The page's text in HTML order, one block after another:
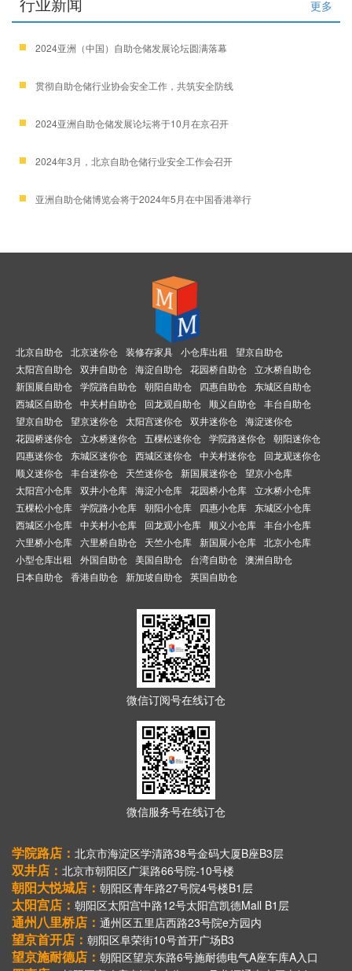
更多
2024亚洲（中国）自助仓储发展论坛圆满落幕
贯彻自助仓储行业协会安全工作，共筑安全防线
2024亚洲自助仓储发展论坛将于10月在京召开
2024年3月，北京自助仓储行业安全工作会召开
亚洲自助仓储博览会将于2024年5月在中国香港举行
北京自助仓 北京迷你仓 装修存家具 小仓库出租
望京自助仓
太阳宫自助仓 双井自助仓 海淀自助仓 花园桥自助仓 立水桥自助仓
新国展自助仓 学院路自助仓 朝阳自助仓 四惠自助仓
东城区自助仓
西城区自助仓 中关村自助仓 回龙观自助仓 顺义自助仓 丰台自助仓
望京自助仓 望京迷你仓 太阳宫迷你仓 双井迷你仓 海淀迷你仓
花园桥迷你仓 立水桥迷你仓 五棵松迷你仓 学院路迷你仓 朝阳迷你仓
四惠迷你仓
东城区迷你仓 西城区迷你仓 中关村迷你仓
回龙观迷你仓
顺义迷你仓 丰台迷你仓 天竺迷你仓 新国展迷你仓 望京小仓库
太阳宫小仓库 双井小仓库 海淀小仓库 花园桥小仓库 立水桥小仓库
五棵松小仓库 学院路小仓库 朝阳小仓库 四惠小仓库
东城区小仓库
西城区小仓库 中关村小仓库 回龙观小仓库 顺义小仓库 丰台小仓库
六里桥小仓库 六里桥自助仓 天竺小仓库 新国展小仓库 北京小仓库
小型仓库出租
外国自助仓 美国自助仓 台湾自助仓 澳洲自助仓
日本自助仓 香港自助仓 新加坡自助仓 英国自助仓
微信订阅号在线订仓
微信服务号在线订仓
学院路店： 北京市海淀区学清路38号金码大厦B座B3层
双井店： 北京市朝阳区广渠路66号院-10号楼
朝阳大悦城店： 朝阳区青年路27号院4号楼B1层
太阳宫店： 朝阳区太阳宫中路12号太阳宫凯德Mall B1层
通州八里桥店： 通州区五里店西路23号院e方园内
望京首开店： 朝阳区阜荣街10号首开广场B3
望京施耐德店： 朝阳区望京东路6号施耐德电气A座车库A入口